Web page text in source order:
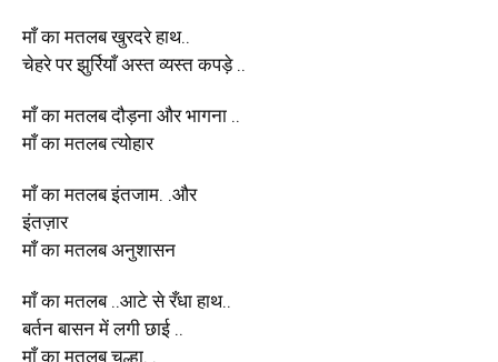
माँ का मतलब खुरदरे हाथ..
चेहरे पर झुर्रियाँ अस्त व्यस्त कपड़े ..
माँ का मतलब दौड़ना और भागना ..
माँ का मतलब त्योहार
माँ का मतलब इंतजाम. .और
इंतज़ार
माँ का मतलब अनुशासन
माँ का मतलब ..आटे से रँधा हाथ..
बर्तन बासन में लगी छाई ..
माँ का मतलब चूल्हा. .